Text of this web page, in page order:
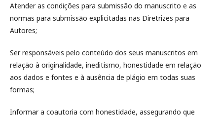
Atender as condições para submissão do manuscrito e as
normas para submissão explicitadas nas Diretrizes para
Autores;
Ser responsáveis pelo conteúdo dos seus manuscritos em
relação à originalidade, ineditismo, honestidade em relação
aos dados e fontes e à ausência de plágio em todas suas
formas;
Informar a coautoria com honestidade, assegurando que